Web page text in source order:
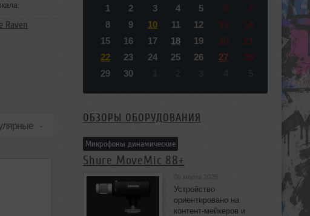
Raven
1
2 3 4 5 6
7
8
9 10 11 12 13
14
15
16 17 18 19 20
21
22
23 24 25 26 27
28
29
30
ОБЗОРЫ ОБОРУДОВАНИЯ
Микрофоны динамические
Shure MoveMic 88+
06 марта 2025
Устройство
ориентировано на
контент-мейкеров и